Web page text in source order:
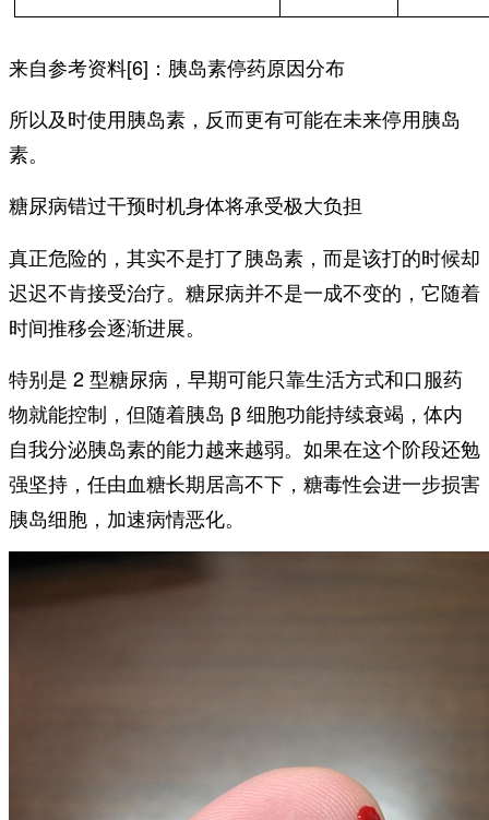
来自参考资料[6]：胰岛素停药原因分布
所以及时使用胰岛素，反而更有可能在未来停用胰岛
素。
糖尿病错过干预时机身体将承受极大负担
真正危险的，其实不是打了胰岛素，而是该打的时候却
迟迟不肯接受治疗。糖尿病并不是一成不变的，它随着
时间推移会逐渐进展。
特别是 2 型糖尿病，早期可能只靠生活方式和口服药
物就能控制，但随着胰岛 β 细胞功能持续衰竭，体内
自我分泌胰岛素的能力越来越弱。如果在这个阶段还勉
强坚持，任由血糖长期居高不下，糖毒性会进一步损害
胰岛细胞，加速病情恶化。